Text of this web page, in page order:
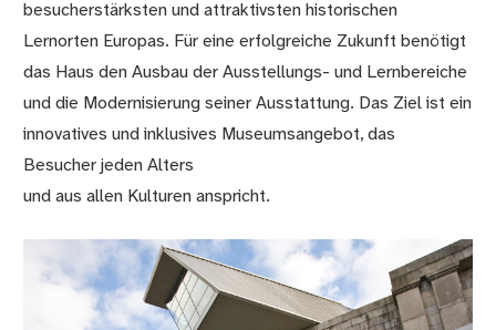
besucherstärksten und attraktivsten historischen
Lernorten Europas. Für eine erfolgreiche Zukunft benötigt
das Haus den Ausbau der Ausstellungs- und Lernbereiche
und die Modernisierung seiner Ausstattung. Das Ziel ist ein
innovatives und inklusives Museumsangebot, das
Besucher jeden Alters
und aus allen Kulturen anspricht.